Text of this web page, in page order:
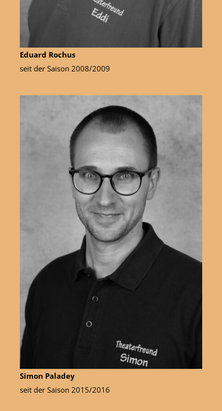
Eduard Rochus
seit der Saison 2008/2009
Simon Paladey
seit der Saison 2015/2016